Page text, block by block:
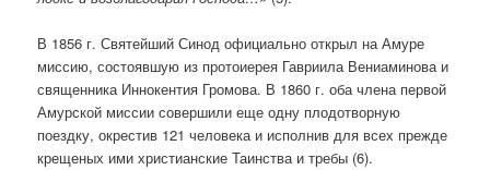
В 1856 г. Святейший Синод официально открыл на Амуре
миссию, состоявшую из протоиерея Гавриила Вениаминова и
священника Иннокентия Громова. В 1860 г. оба члена первой
Амурской миссии совершили еще одну плодотворную
поездку, окрестив 121 человека и исполнив для всех прежде
крещеных ими христианские Таинства и требы (6).